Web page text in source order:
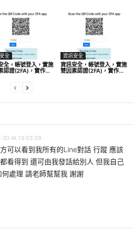
全
全，帳號登入，實施
認證(2FA)，實作...
資訊安全
資訊安全，帳號登入，實施
雙因素認證(2FA)，實作...
At 13:03:29
可以看到我所有的Line對話 行蹤 應該
看得到 還可由我發話給別人 但我自己
處理 請老師幫幫我 謝謝